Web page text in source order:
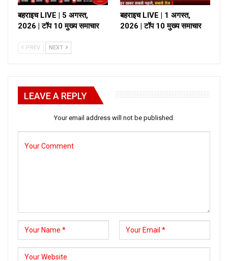
बहराइच LIVE | 5 अगस्त,
2026 | टॉप 10 मुख्य समाचार
बहराइच LIVE | 1 अगस्त,
2026 | टॉप 10 मुख्य समाचार
PREV NEXT
LEAVE A REPLY
Your email address will not be published.